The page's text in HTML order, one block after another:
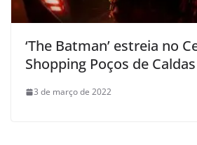
‘The Batman’ estreia no
Shopping Poços de Caldas
3 de março de 2022